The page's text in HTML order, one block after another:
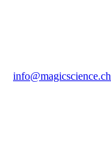
info@magicscience.ch